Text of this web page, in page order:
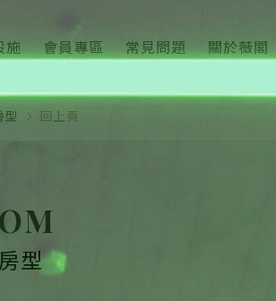
施 會員專區 常見問題 關於薇閣
型 回上頁
型